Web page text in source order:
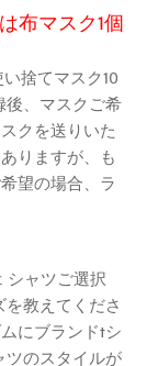
布マスク1個
捨てマスク10
後、マスクご希
クを送りいた
りますが、も
望の場合、ラ
シャツご選択
教えてくださ
にブランドtシ
ツのスタイルが